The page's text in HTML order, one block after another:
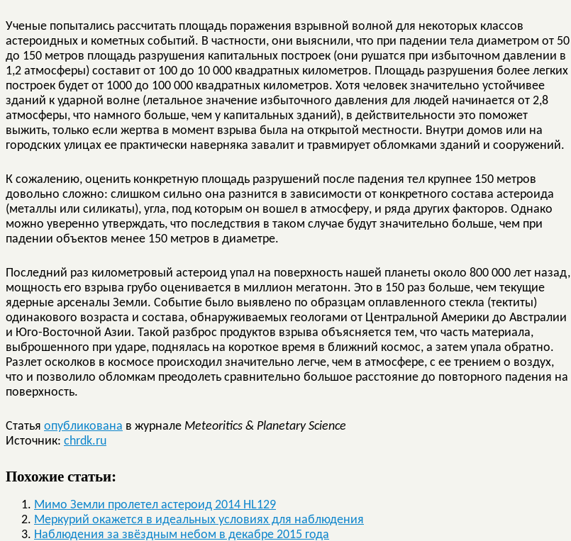
Ученые попытались рассчитать площадь поражения взрывной волной для некоторых классов
астероидных и кометных событий. В частности, они выяснили, что при падении тела диаметром от 50
до 150 метров площадь разрушения капитальных построек (они рушатся при избыточном давлении в
1,2 атмосферы) составит от 100 до 10 000 квадратных километров. Площадь разрушения более легких
построек будет от 1000 до 100 000 квадратных километров. Хотя человек значительно устойчивее
зданий к ударной волне (летальное значение избыточного давления для людей начинается от 2,8
атмосферы, что намного больше, чем у капитальных зданий), в действительности это поможет
выжить, только если жертва в момент взрыва была на открытой местности. Внутри домов или на
городских улицах ее практически наверняка завалит и травмирует обломками зданий и сооружений.
К сожалению, оценить конкретную площадь разрушений после падения тел крупнее 150 метров
довольно сложно: слишком сильно она разнится в зависимости от конкретного состава астероида
(металлы или силикаты), угла, под которым он вошел в атмосферу, и ряда других факторов. Однако
можно уверенно утверждать, что последствия в таком случае будут значительно больше, чем при
падении объектов менее 150 метров в диаметре.
Последний раз километровый астероид упал на поверхность нашей планеты около 800 000 лет назад,
мощность его взрыва грубо оценивается в миллион мегатонн. Это в 150 раз больше, чем текущие
ядерные арсеналы Земли. Событие было выявлено по образцам оплавленного стекла (тектиты)
одинакового возраста и состава, обнаруживаемых геологами от Центральной Америки до Австралии
и Юго-Восточной Азии. Такой разброс продуктов взрыва объясняется тем, что часть материала,
выброшенного при ударе, поднялась на короткое время в ближний космос, а затем упала обратно.
Разлет осколков в космосе происходил значительно легче, чем в атмосфере, с ее трением о воздух,
что и позволило обломкам преодолеть сравнительно большое расстояние до повторного падения на
поверхность.
Статья опубликована в журнале Meteoritics & Planetary Science
Источник: chrdk.ru
Похожие статьи:
Мимо Земли пролетел астероид 2014 HL129
Меркурий окажется в идеальных условиях для наблюдения
Наблюдения за звёздным небом в декабре 2015 года